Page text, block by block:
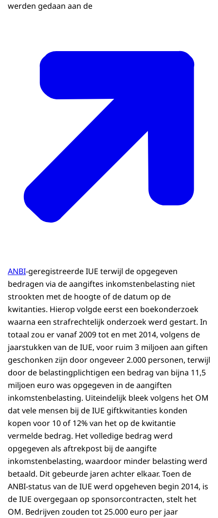
werden gedaan aan de
ANBI-geregistreerde IUE terwijl de opgegeven
bedragen via de aangiftes inkomstenbelasting niet
strookten met de hoogte of de datum op de
kwitanties. Hierop volgde eerst een boekonderzoek
waarna een strafrechtelijk onderzoek werd gestart. In
totaal zou er vanaf 2009 tot en met 2014, volgens de
jaarstukken van de IUE, voor ruim 3 miljoen aan giften
geschonken zijn door ongeveer 2.000 personen, terwijl
door de belastingplichtigen een bedrag van bijna 11,5
miljoen euro was opgegeven in de aangiften
inkomstenbelasting. Uiteindelijk bleek volgens het OM
dat vele mensen bij de IUE giftkwitanties konden
kopen voor 10 of 12% van het op de kwitantie
vermelde bedrag. Het volledige bedrag werd
opgegeven als aftrekpost bij de aangifte
inkomstenbelasting, waardoor minder belasting werd
betaald. Dit gebeurde jaren achter elkaar. Toen de
ANBI-status van de IUE werd opgeheven begin 2014, is
de IUE overgegaan op sponsorcontracten, stelt het
OM. Bedrijven zouden tot 25.000 euro per jaar